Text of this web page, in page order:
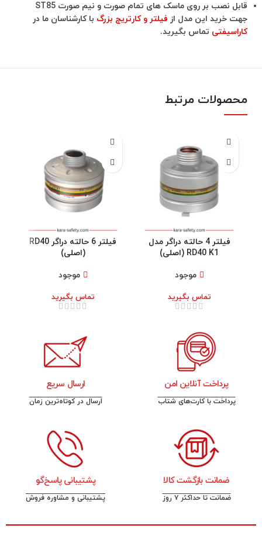
قابل نصب بر روی ماسک های تمام صورت و نیم صورت ST85
جهت خرید این مدل از فیلتر و کارتریج بزرگ با کارشناسان ما در
کاراسیفتی تماس بگیرید.
محصولات مرتبط
فیلتر 4 حالته دراگر مدل
RD40 K1 (اصلی)
موجود
تماس بگیرید
فیلتر 6 حالته دراگر RD40
(اصلی)
موجود
تماس بگیرید
پرداخت آنلاین امن
پرداخت با کارت‌های شتاب
ارسال سریع
ارسال در کوتاه‌ترین زمان
ضمانت بازگشت کالا
ضمانت تا حداکثر ۷ روز
پشتیبانی پاسخ‌گو
پشتیبانی و مشاوره فروش